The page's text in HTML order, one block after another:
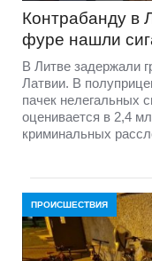
Контрабанду в
фуре нашли
В Литве задержали
Латвии. В
пачек нелегальных
оценивается в 2,4
криминальных
ПРОИСШЕСТВИЯ